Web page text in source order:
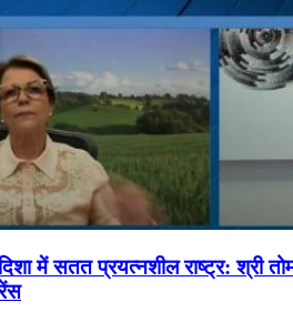
में सतत प्रयत्नशील राष्ट्र: श्री